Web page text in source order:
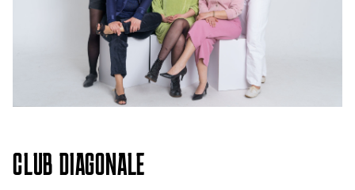
CLUB DIAGONALE